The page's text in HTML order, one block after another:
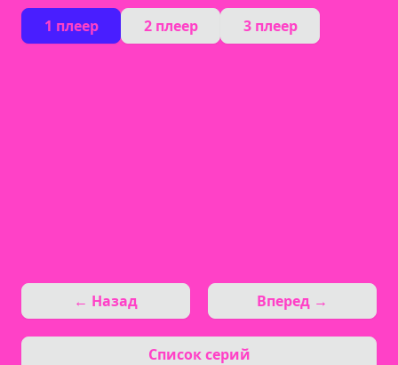
1 плеер 2 плеер 3 плеер
← Назад
Список серий
Вперед →